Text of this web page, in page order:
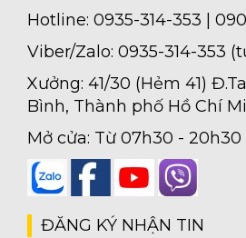
Hotline: 0935-314-353 |
Viber/Zalo: 0935-314-353
Xưởng: 41/30 (Hẻm 41)
Bình, Thành phố Hồ Chí
Mở cửa: Từ 07h30 -
ĐĂNG KÝ NHẬN TIN